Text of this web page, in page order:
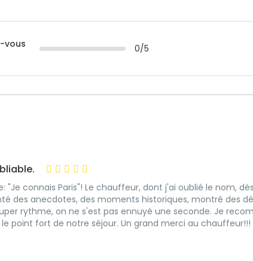
vous 0/5
"Je connais Paris"! Le chauffeur, dont j'ai oublié le nom,
des anecdotes, des moments historiques, montré des
rythme, on ne s'est pas ennuyé une seconde. Je
point fort de notre séjour. Un grand merci au chauffeur!!!